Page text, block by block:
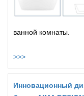
ванной комнаты.
>>>
Инновационный